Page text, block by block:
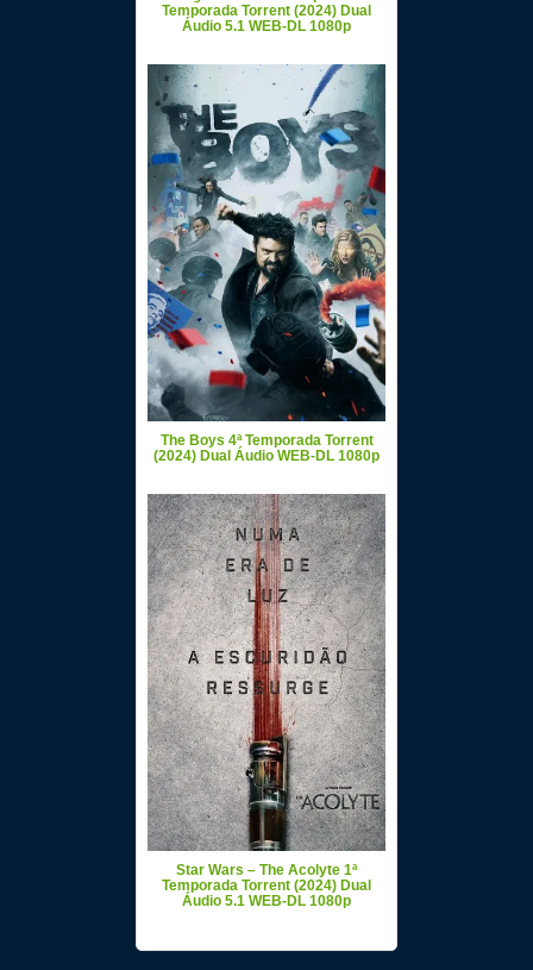
Temporada Torrent (2024) Dual
Áudio 5.1 WEB-DL 1080p
The Boys 4ª Temporada Torrent
(2024) Dual Áudio WEB-DL 1080p
Star Wars – The Acolyte 1ª
Temporada Torrent (2024) Dual
Áudio 5.1 WEB-DL 1080p